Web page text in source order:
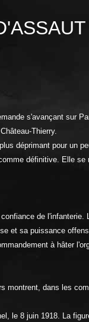
s'avançant sur
Thierry.
déprimant pour un
définitive. Elle
de
et sa puissance
à hâter
montrent, dans les
le 8 juin 1918. La